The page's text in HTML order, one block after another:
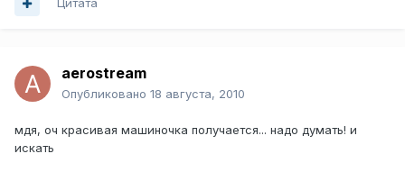
Цитата
aerostream
Опубликовано 18 августа, 2010
мдя, оч красивая машиночка получается... надо думать! и
искать